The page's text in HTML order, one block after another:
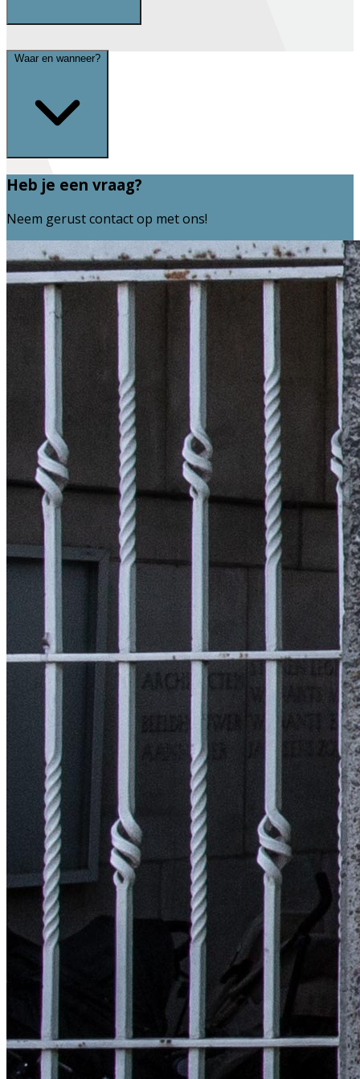
Waar en wanneer?
Heb je een vraag?
Neem gerust contact op met ons!